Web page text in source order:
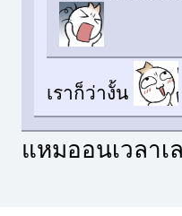
เราก็ว่างั้น
แหมออนเวลาเ